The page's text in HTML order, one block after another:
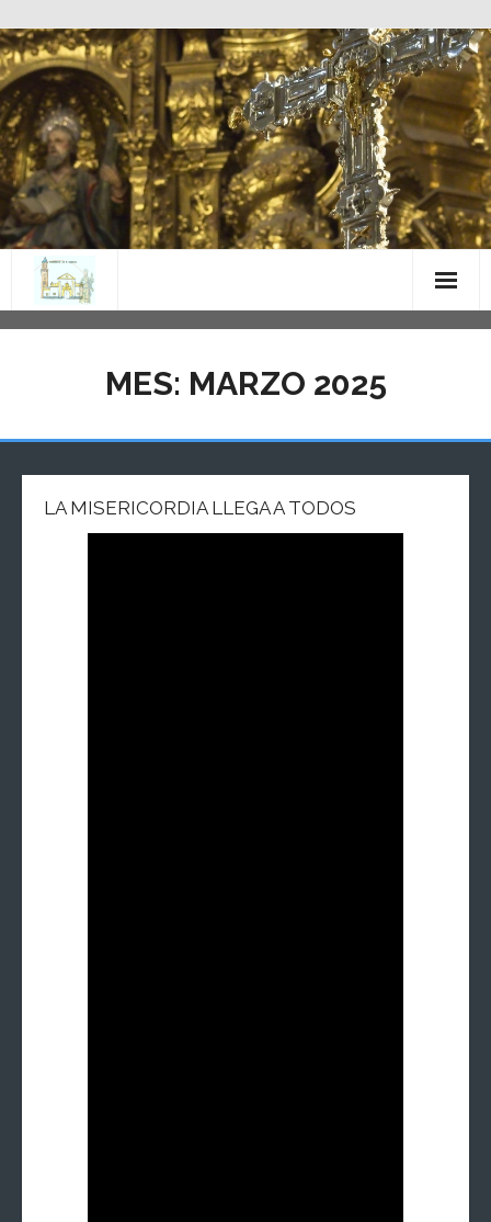
Saltar
al
contenido
MES: MARZO 2025
LA MISERICORDIA LLEGA A TODOS